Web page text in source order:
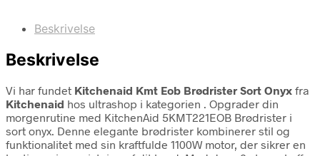
Beskrivelse
Beskrivelse
Vi har fundet Kitchenaid Kmt Eob Brødrister Sort Onyx fra
Kitchenaid hos ultrashop i kategorien . Opgrader din
morgenrutine med KitchenAid 5KMT221EOB Brødrister i
sort onyx. Denne elegante brødrister kombinerer stil og
funktionalitet med sin kraftfulde 1100W motor, der sikrer en